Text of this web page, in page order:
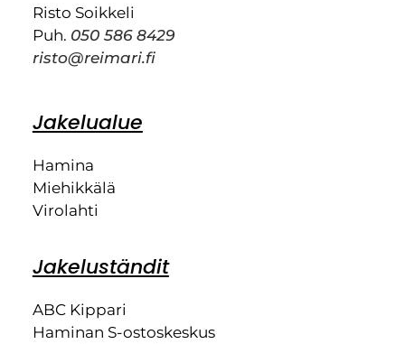
Risto Soikkeli
Puh. 050 586 8429
risto@reimari.fi
Jakelualue
Hamina
Miehikkälä
Virolahti
Jakeluständit
ABC Kippari
Haminan S-ostoskeskus